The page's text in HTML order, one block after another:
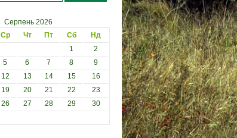
Серпень 2026
Ср Чт Пт Сб
Нд
1
2
5 6 7 8
9
12 13 14 15
16
19 20 21 22
23
26 27 28 29
30